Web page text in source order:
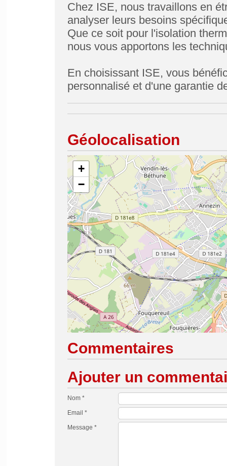
Chez ISE, nous travaillons en
analyser leurs besoins
Que ce soit pour l'isolation
nous vous apportons les
En choisissant ISE, vous
personnalisé et d'une garantie
Géolocalisation
+
−
Commentaires
Ajouter un
Nom *
Email *
Message *